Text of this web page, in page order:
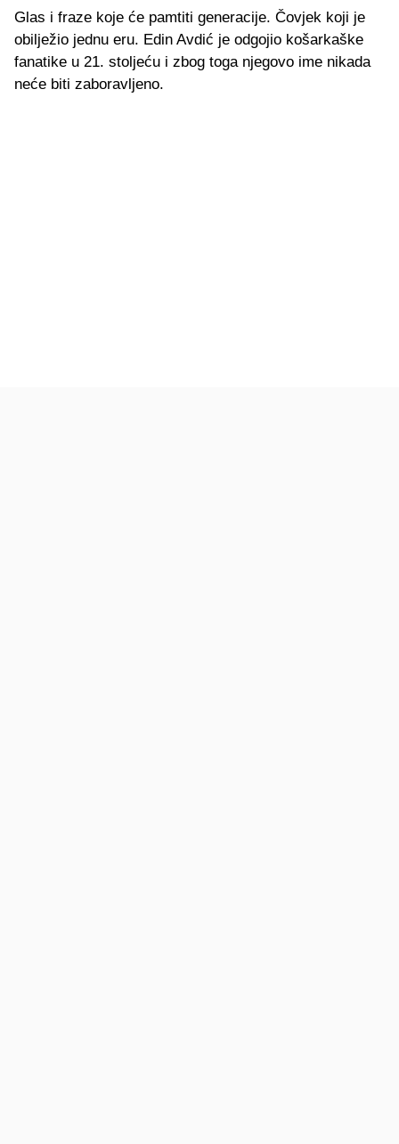
Glas i fraze koje će pamtiti generacije. Čovjek koji je
obilježio jednu eru. Edin Avdić je odgojio košarkaške
fanatike u 21. stoljeću i zbog toga njegovo ime nikada
neće biti zaboravljeno.